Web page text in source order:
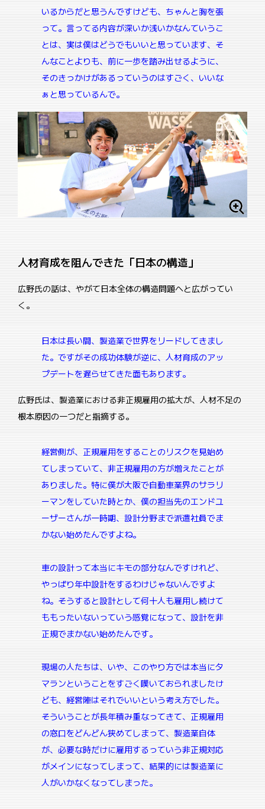
いるからだと思うんですけども、ちゃんと胸を張
って。言ってる内容が深いか浅いかなんていうこ
とは、実は僕はどうでもいいと思っています、そ
んなことよりも、前に一歩を踏み出せるように、
そのきっかけがあるっていうのはすごく、いいな
ぁと思っているんで。
人材育成を阻んできた「日本の構造」
広野氏の話は、やがて日本全体の構造問題へと広がってい
く。
日本は長い間、製造業で世界をリードしてきまし
た。ですがその成功体験が逆に、人材育成のアッ
プデートを遅らせてきた面もあります。
広野氏は、製造業における非正規雇用の拡大が、人材不足の
根本原因の一つだと指摘する。
経営側が、正規雇用をすることのリスクを見始め
てしまっていて、非正規雇用の方が増えたことが
ありました。特に僕が大阪で自動車業界のサラリ
ーマンをしていた時とか、僕の担当先のエンドユ
ーザーさんが一時期、設計分野まで派遣社員でま
かない始めたんですよね。
車の設計って本当にキモの部分なんですけれど、
やっぱり年中設計をするわけじゃないんですよ
ね。そうすると設計として何十人も雇用し続けて
ももったいないっていう感覚になって、設計を非
正規でまかない始めたんです。
現場の人たちは、いや、このやり方では本当にタ
マランということをすごく嘆いておられましたけ
ども、経営陣はそれでいいという考え方でした。
そういうことが長年積み重なってきて、正規雇用
の窓口をどんどん狭めてしまって、製造業自体
が、必要な時だけに雇用するっていう非正規対応
がメインになってしまって、結果的には製造業に
人がいかなくなってしまった。